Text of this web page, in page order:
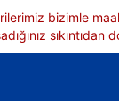
bizimle